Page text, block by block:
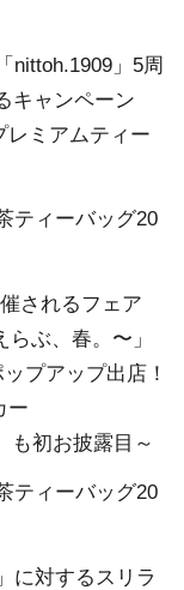
nittoh.1909」5周
キャンペーン
レミアムティー
ティーバッグ20
されるフェア
らぶ、春。〜」
プアップ出店！
ー
も初お披露目～
ティーバッグ20
に対するスリラ